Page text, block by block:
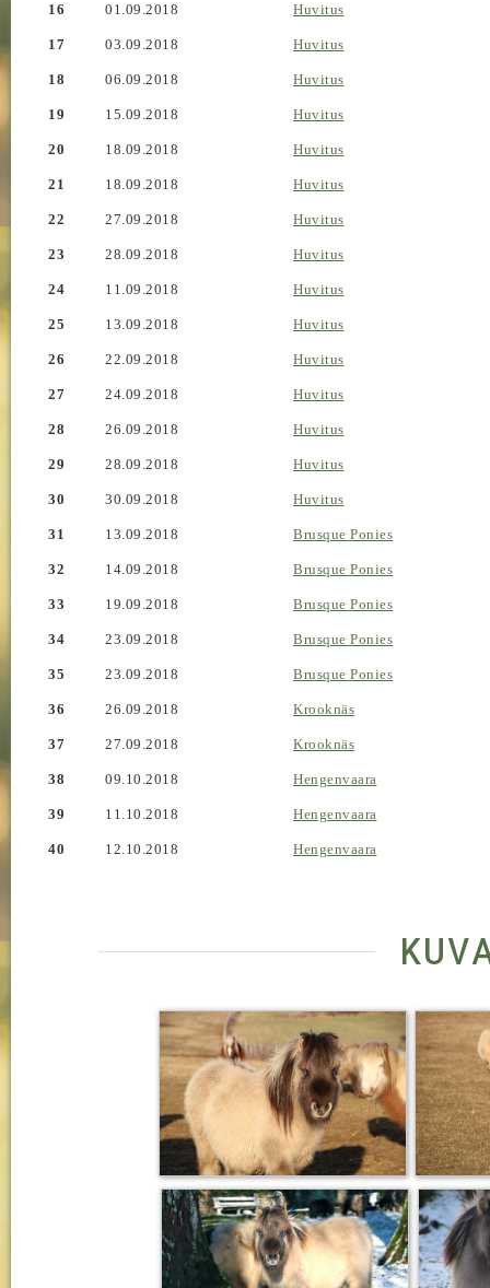
16 01.09.2018 Huvitus
17 03.09.2018 Huvitus
18 06.09.2018 Huvitus
19 15.09.2018 Huvitus
20 18.09.2018 Huvitus
21 18.09.2018 Huvitus
22 27.09.2018 Huvitus
23 28.09.2018 Huvitus
24 11.09.2018 Huvitus
25 13.09.2018 Huvitus
26 22.09.2018 Huvitus
27 24.09.2018 Huvitus
28 26.09.2018 Huvitus
29 28.09.2018 Huvitus
30 30.09.2018 Huvitus
31 13.09.2018 Brusque Ponies
32 14.09.2018 Brusque Ponies
33 19.09.2018 Brusque Ponies
34 23.09.2018 Brusque Ponies
35 23.09.2018 Brusque Ponies
36 26.09.2018 Krooknäs
37 27.09.2018 Krooknäs
38 09.10.2018 Hengenvaara
39 11.10.2018 Hengenvaara
40 12.10.2018 Hengenvaara